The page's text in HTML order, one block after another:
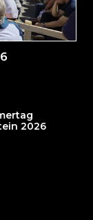
2026